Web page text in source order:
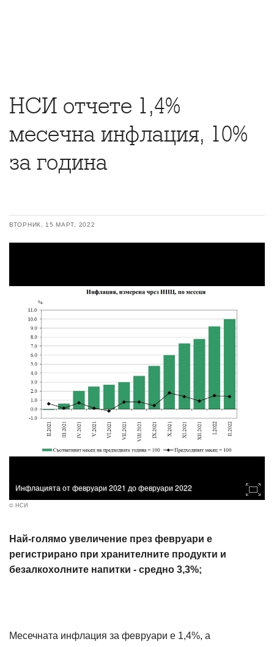
НСИ отчете 1,4%
месечна инфлация, 10%
за година
ВТОРНИК, 15 МАРТ, 2022
Инфлацията от февруари 2021 до февруари 2022
© НСИ
Най-голямо увеличение през февруари е
регистрирано при хранителните продукти и
безалкохолните напитки - средно 3,3%;
Месечната инфлация за февруари е 1,4%, а